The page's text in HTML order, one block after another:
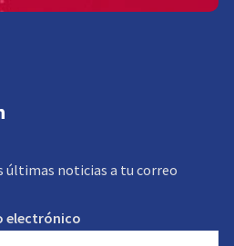
últimas noticias a tu correo
electrónico